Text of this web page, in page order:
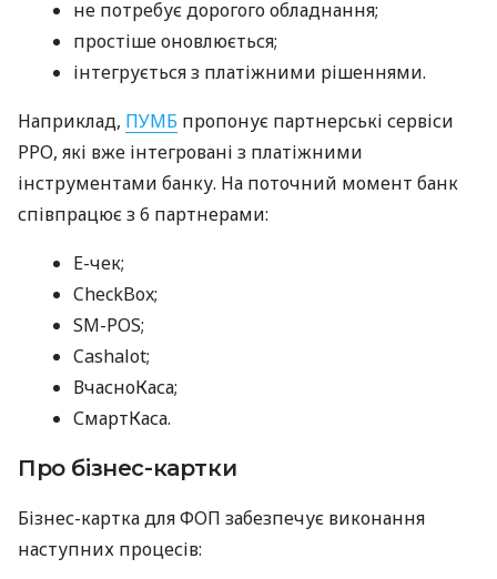
не потребує дорогого обладнання;
простіше оновлюється;
інтегрується з платіжними рішеннями.
Наприклад, ПУМБ пропонує партнерські сервіси
РРО, які вже інтегровані з платіжними
інструментами банку. На поточний момент банк
співпрацює з 6 партнерами:
E-чек;
CheckBox;
SM-POS;
Cashalot;
ВчасноКаса;
СмартКаса.
Про бізнес-картки
Бізнес-картка для ФОП забезпечує виконання
наступних процесів: